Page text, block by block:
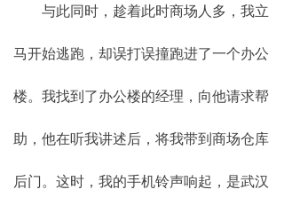
与此同时，趁着此时商场人多，我立
马开始逃跑，却误打误撞跑进了一个办公
楼。我找到了办公楼的经理，向他请求帮
助，他在听我讲述后，将我带到商场仓库
后门。这时，我的手机铃声响起，是武汉